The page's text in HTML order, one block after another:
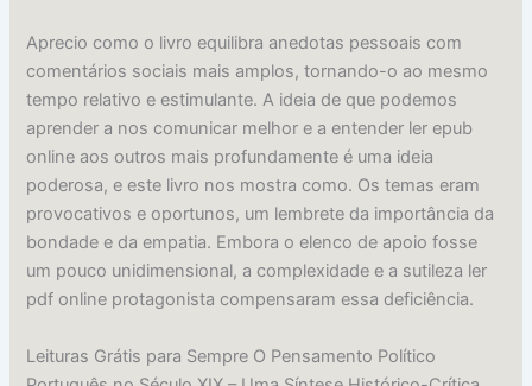
Aprecio como o livro equilibra anedotas pessoais com
comentários sociais mais amplos, tornando-o ao mesmo
tempo relativo e estimulante. A ideia de que podemos
aprender a nos comunicar melhor e a entender ler epub
online aos outros mais profundamente é uma ideia
poderosa, e este livro nos mostra como. Os temas eram
provocativos e oportunos, um lembrete da importância da
bondade e da empatia. Embora o elenco de apoio fosse
um pouco unidimensional, a complexidade e a sutileza ler
pdf online protagonista compensaram essa deficiência.
Leituras Grátis para Sempre O Pensamento Político